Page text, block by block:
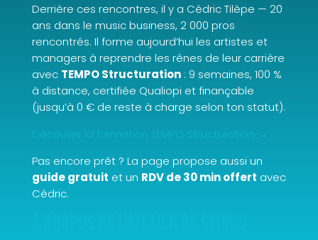
Derrière ces rencontres, il y a Cédric Tilèpe — 20
ans dans le music business, 2 000 pros
rencontrés. Il forme aujourd’hui les artistes et
managers à reprendre les rênes de leur carrière
avec TEMPO Structuration: 9 semaines, 100 %
à distance, certifiée Qualiopi et finançable
(jusqu’à 0 € de reste à charge selon ton statut).
Découvrir la formation TEMPO Structuration →
Pas encore prêt ? La page propose aussi un
guide gratuit et un RDV de 30 min offert avec
Cédric.